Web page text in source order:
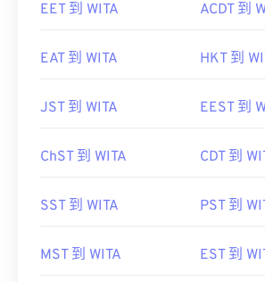
EET 到 WITA ACDT 到
EAT 到 WITA HKT 到
JST 到 WITA EEST 到
ChST 到 WITA CDT 到
SST 到 WITA PST 到
MST 到 WITA EST 到